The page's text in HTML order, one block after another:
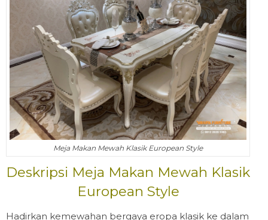
Meja Makan Mewah Klasik European Style
Deskripsi Meja Makan Mewah Klasik
European Style
​Hadirkan kemewahan bergaya eropa klasik ke dalam